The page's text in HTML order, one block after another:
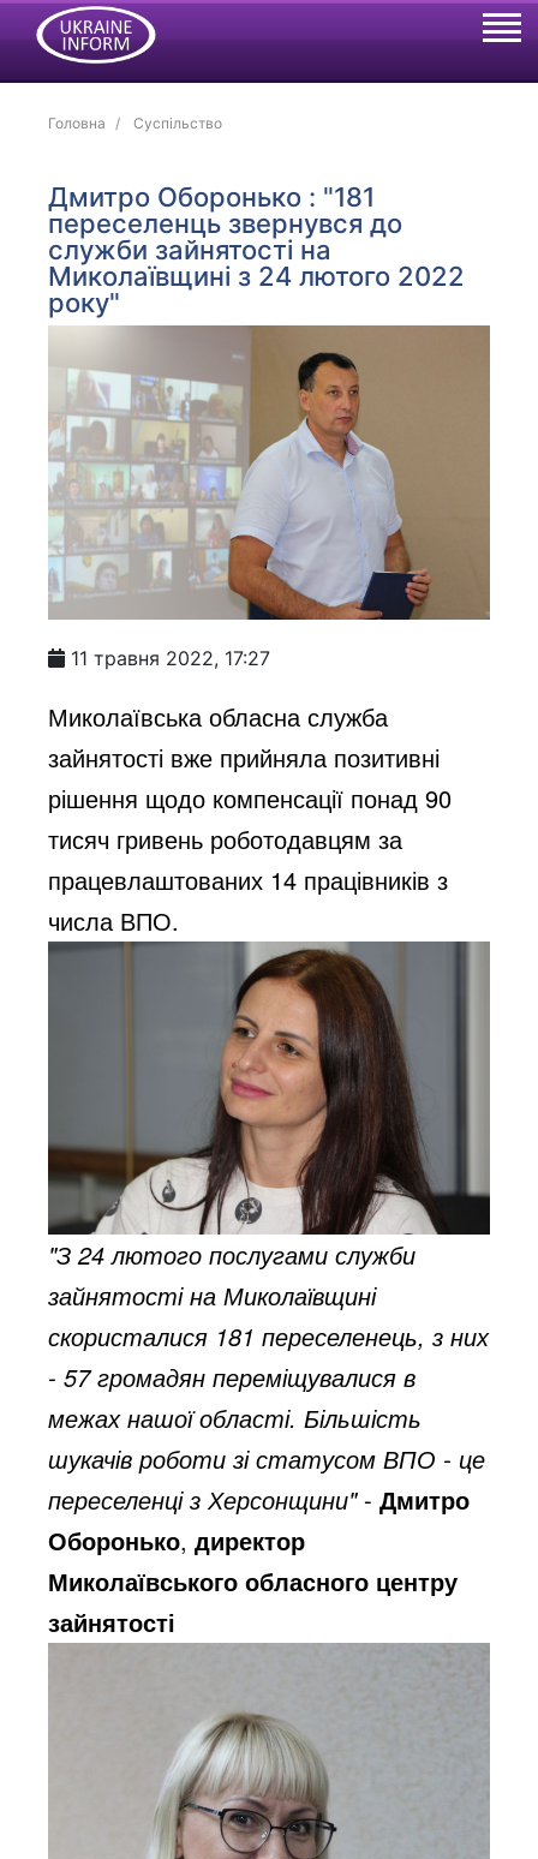
Головна Суспільство
Дмитро Оборонько : "181
переселенць звернувся до
служби зайнятості на
Миколаївщині з 24 лютого 2022
року"
11 травня 2022, 17:27
Миколаївська обласна служба
зайнятості вже прийняла позитивні
рішення щодо компенсації понад 90
тисяч гривень роботодавцям за
працевлаштованих 14 працівників з
числа ВПО.
"З 24 лютого послугами служби
зайнятості на Миколаївщині
скористалися 181 переселенець, з них
- 57 громадян переміщувалися в
межах нашої області. Більшість
шукачів роботи зі статусом ВПО - це
переселенці з Херсонщини" - Дмитро
Оборонько, директор
Миколаївського обласного центру
зайнятості